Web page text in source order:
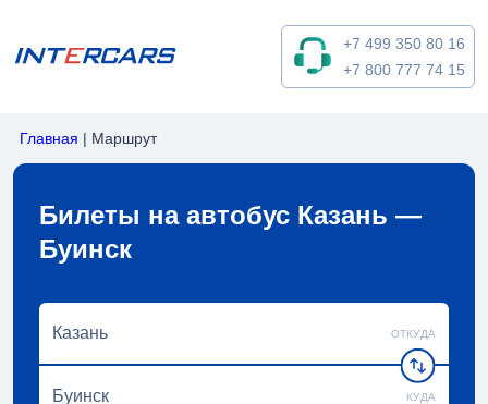
+7 499 350 80 16
+7 800 777 74 15
Главная | Маршрут
Билеты на автобус Казань —
Буинск
ОТКУДА
КУДА